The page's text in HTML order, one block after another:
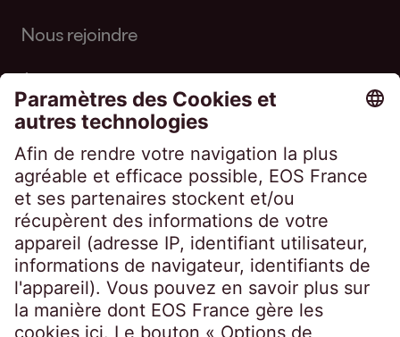
Nous rejoindre
Suivez-nous sur
EOS France